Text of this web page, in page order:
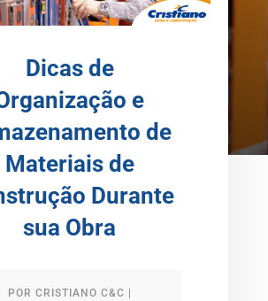
Dicas de
e
de
Materiais de
Durante
sua Obra
POR CRISTIANO C&C